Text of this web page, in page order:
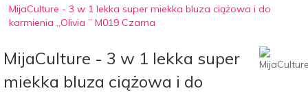
MijaCulture - 3 w 1 lekka super miekka bluza ciążowa i do
karmienia „Olivia ” M019 Czarna
MijaCulture - 3 w 1 lekka super
miekka bluza ciążowa i do